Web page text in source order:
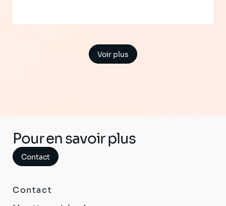
Voir plus
Pour en savoir plus
Contact
Contact